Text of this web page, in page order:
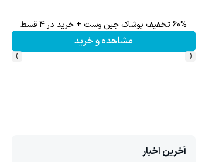
60% تخفیف پوشاک جین وست + خرید در 4 قسط
مشاهده و خرید
‹
›
آخرین اخبار